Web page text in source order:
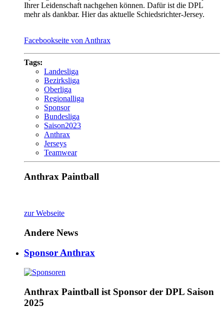
Ihrer Leidenschaft nachgehen können. Dafür ist die DPL
mehr als dankbar. Hier das aktuelle Schiedsrichter-Jersey.
Facebookseite von Anthrax
Tags:
Landesliga
Bezirksliga
Oberliga
Regionalliga
Sponsor
Bundesliga
Saison2023
Anthrax
Jerseys
Teamwear
Anthrax Paintball
zur Webseite
Andere News
Sponsor Anthrax
Anthrax Paintball ist Sponsor der DPL Saison
2025